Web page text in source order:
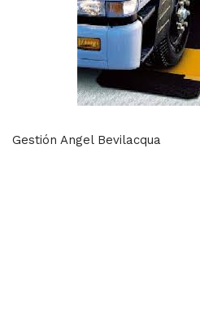
Gestión Angel Bevilacqua